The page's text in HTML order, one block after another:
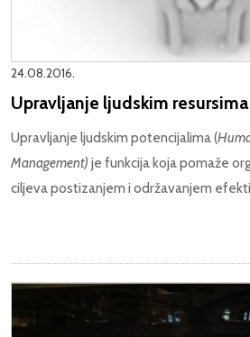
24.08.2016.
Upravljanje ljudskim
Upravljanje ljudskim potencijalima (
Management) je funkcija koja pomaže
ciljeva postizanjem i održavanjem